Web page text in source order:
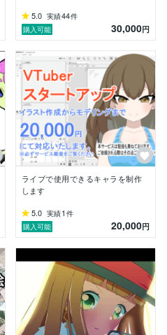
5.0 実績44件
購入可能
30,000円
ライブで使用できるキャラを制作
します
5.0 実績1 件
購入可能
20,000円